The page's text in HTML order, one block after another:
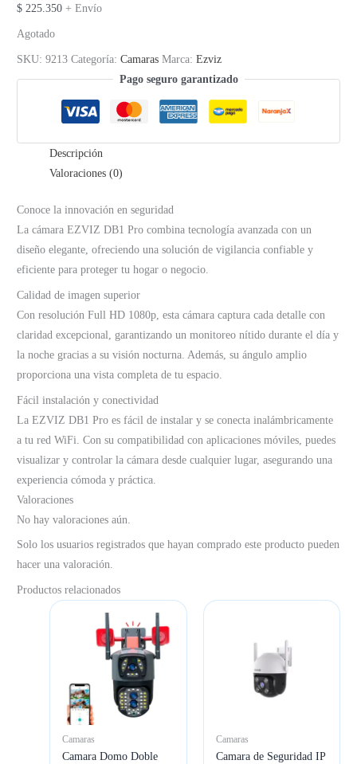
$ 225.350 + Envío
Agotado
SKU:9213 Categoría:Camaras Marca:Ezviz
Pago seguro garantizado
Descripción
Valoraciones (0)
Conoce la innovación en seguridad
La cámara EZVIZ DB1 Pro combina tecnología avanzada con un
diseño elegante, ofreciendo una solución de vigilancia confiable y
eficiente para proteger tu hogar o negocio.
Calidad de imagen superior
Con resolución Full HD 1080p, esta cámara captura cada detalle con
claridad excepcional, garantizando un monitoreo nítido durante el día y
la noche gracias a su visión nocturna. Además, su ángulo amplio
proporciona una vista completa de tu espacio.
Fácil instalación y conectividad
La EZVIZ DB1 Pro es fácil de instalar y se conecta inalámbricamente
a tu red WiFi. Con su compatibilidad con aplicaciones móviles, puedes
visualizar y controlar la cámara desde cualquier lugar, asegurando una
experiencia cómoda y práctica.
Valoraciones
No hay valoraciones aún.
Solo los usuarios registrados que hayan comprado este producto pueden
hacer una valoración.
Productos relacionados
Camaras
Camara Domo Doble
Camaras
Camara de Seguridad IP